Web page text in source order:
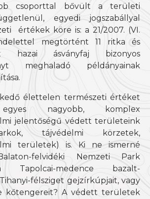
csoporttal bővült a területi
egyedi jogszabállyal
értékek köre is: a 21/2007. (VI.
megtörtént 11 ritka és
hazai ásványfaj bizonyos
meghaladó példányainak
élettelen természeti értéket
nagyobb, komplex
jelentőségű védett területeink
tájvédelmi körzetek,
területek) is. Ki ne ismerné
felvidéki Nemzeti Park
medence bazalt-
félsziget gejzírkúpjait, vagy
kőtengereit? A védett területek